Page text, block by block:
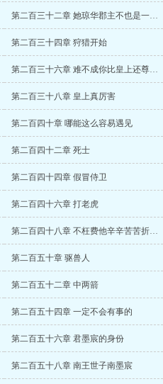
第二百三十二章 她琼华郡主不也是一个笑话
第二百三十四章 狩猎开始
第二百三十六章 难不成你比皇上还尊贵吗？
第二百三十八章 皇上真厉害
第二百四十章 哪能这么容易遇见
第二百四十二章 死士
第二百四十四章 假冒侍卫
第二百四十六章 打老虎
第二百四十八章 不枉费他辛辛苦苦折腾这一
第二百五十章 驱兽人
第二百五十二章 中两箭
第二百五十四章 一定不会有事的
第二百五十六章 君墨宸的身份
第二百五十八章 南王世子南墨宸